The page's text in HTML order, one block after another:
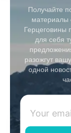
Получайте
Герцеговины
для себя
разожгут
одной